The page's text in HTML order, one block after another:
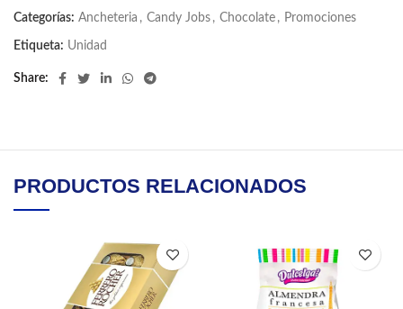
Categorías: Ancheteria , Candy Jobs , Chocolate , Promociones
Etiqueta: Unidad
Share
PRODUCTOS RELACIONADOS